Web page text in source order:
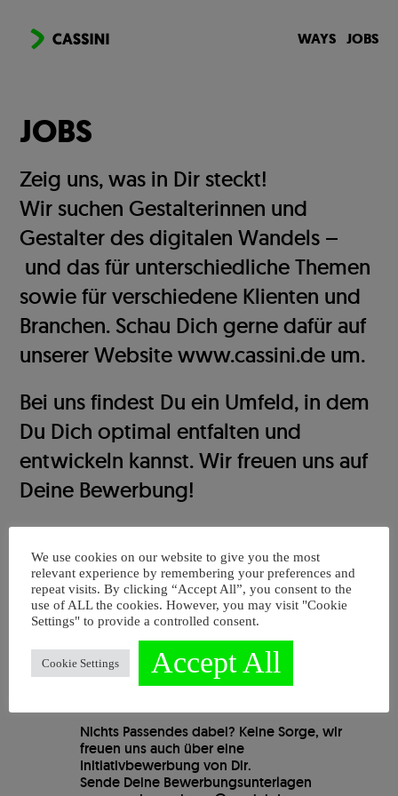
WAYS JOBS
JOBS
Zeig uns, was in Dir steckt!
Wir suchen Gestalterinnen und
Gestalter des digitalen Wandels –
und das für unterschiedliche Themen
sowie für verschiedene Klienten und
Branchen. Schau Dich gerne dafür auf
unserer Websitewww.cassini.de um.
Bei uns findest Du ein Umfeld, in dem
Du Dich optimal entfalten und
entwickeln kannst. Wir freuen uns auf
Deine Bewerbung!
Aktuell Suchen wir
–>Alle Jobs
Nichts Passendes dabei? Keine Sorge, wir
freuen uns auch über eine
Initiativbewerbung von Dir.
Sende Deine Bewerbungsunterlagen
We use cookies on our website to give you the most
relevant experience by remembering your preferences and
repeat visits. By clicking “Accept All”, you consent to the
use of ALL the cookies. However, you may visit "Cookie
Settings" to provide a controlled consent.
Cookie Settings Accept All